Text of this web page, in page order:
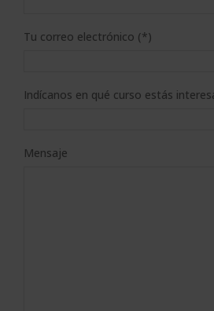
Tu correo electrónico (*)
Indícanos en qué curso estás
Mensaje